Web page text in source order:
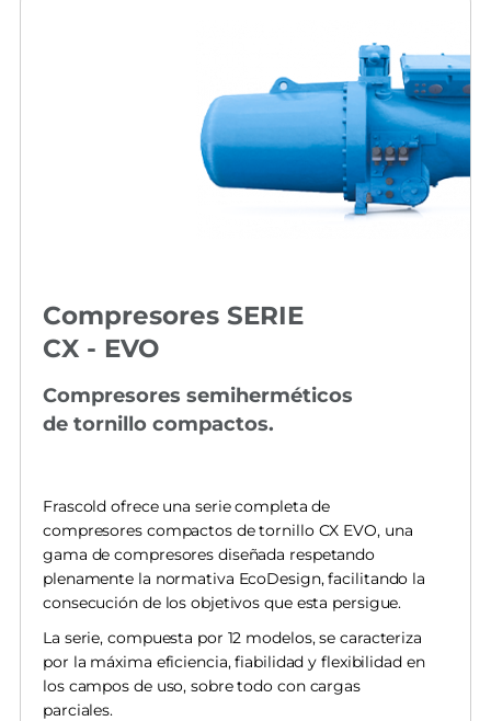
Compresores SERIE
CX - EVO
Compresores semiherméticos
de tornillo compactos.
Frascold ofrece una serie completa de
compresores compactos de tornillo CX EVO, una
gama de compresores diseñada respetando
plenamente la normativa EcoDesign, facilitando la
consecución de los objetivos que esta persigue.
La serie, compuesta por 12 modelos, se caracteriza
por la máxima eficiencia, fiabilidad y flexibilidad en
los campos de uso, sobre todo con cargas
parciales.